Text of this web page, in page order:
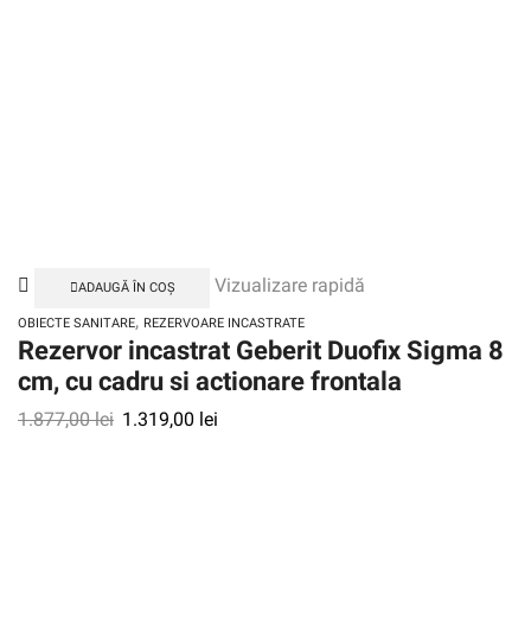
ADAUGĂ ÎN COȘ Vizualizare rapidă
OBIECTE SANITARE, REZERVOARE INCASTRATE
Rezervor incastrat Geberit Duofix Sigma 8
cm, cu cadru si actionare frontala
1.877,00lei 1.319,00 lei